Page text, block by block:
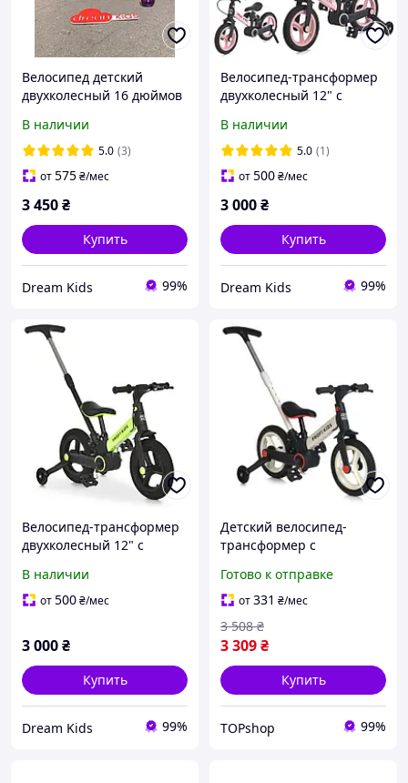
Велосипед детский
двухколесный 16 дюймов
фиолетовый
В наличии
5.0 (3)
от575₴/мес
3 450₴
Купить
Dream Kids 99%
Велосипед-трансформер
двухколесный 12" с
PROFI KIDS MB 1021-3,
съемные педали,
розовый
В наличии
5.0 (1)
от500₴/мес
3 000₴
Купить
Dream Kids 99%
Велосипед-трансформер
двухколесный 12" с
PROFI KIDS MB 1021-8,
съемные педали,
В наличии
от500₴/мес
3 000₴
Купить
Dream Kids 99%
Детский велосипед-
трансформер с
PROFI KIDS для детей от 2
лет с боковыми
колесиками и рези
Готово к отправке
от331 ₴/мес
3 309₴
3 508 ₴
Купить
TOPshop 99%